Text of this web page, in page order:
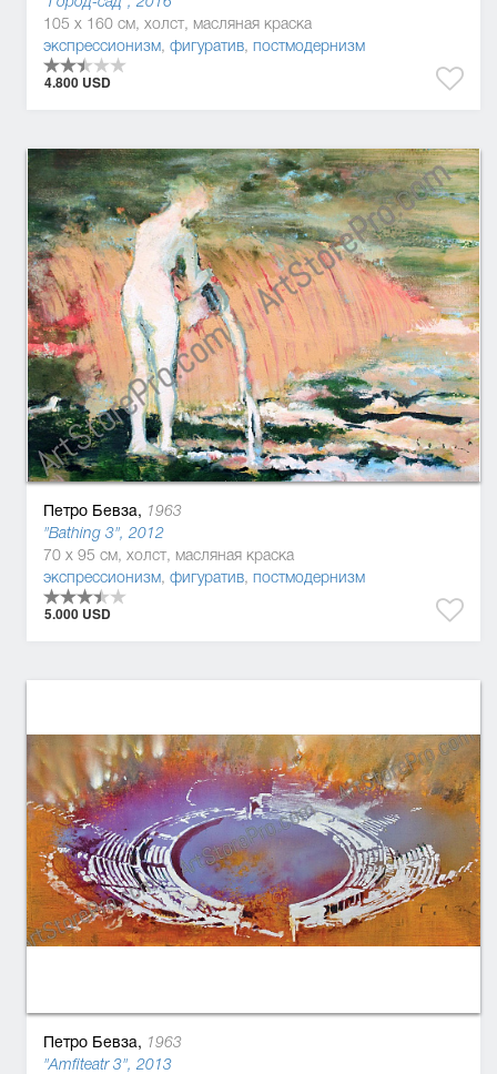
105 x 160 см, холст, масляная краска
экспрессионизм, фигуратив, постмодернизм
4.800 USD
Петро Бевза, 1963
"Bathing 3", 2012
70 x 95 см, холст, масляная краска
экспрессионизм, фигуратив, постмодернизм
5.000 USD
Петро Бевза, 1963
"Amfiteatr 3", 2013